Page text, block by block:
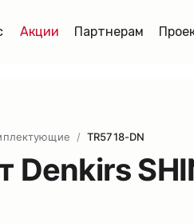
Партнерам
Акции
/ TR5718-DN
Denkirs